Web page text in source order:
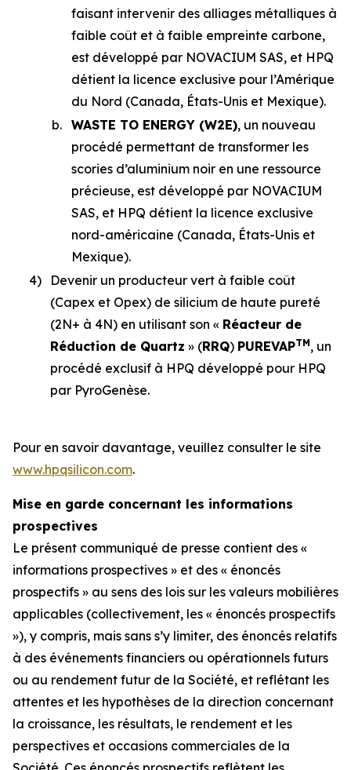
faisant intervenir des alliages métalliques à
faible coût et à faible empreinte carbone,
est développé par NOVACIUM SAS, et HPQ
détient la licence exclusive pour l’Amérique
du Nord (Canada, États-Unis et Mexique).
b. WASTE TO ENERGY (W2E), un nouveau
procédé permettant de transformer les
scories d’aluminium noir en une ressource
précieuse, est développé par NOVACIUM
SAS, et HPQ détient la licence exclusive
nord-américaine (Canada, États-Unis et
Mexique).
4)
Devenir un producteur vert à faible coût
(Capex et Opex) de silicium de haute pureté
(2N+ à 4N) en utilisant son « Réacteur de
Réduction de Quartz » (RRQ) PUREVAPTM, un
procédé exclusif à HPQ développé pour HPQ
par PyroGenèse.
Pour en savoir davantage, veuillez consulter le site
www.hpqsilicon.com.
Mise en garde concernant les informations
prospectives
Le présent communiqué de presse contient des «
informations prospectives » et des « énoncés
prospectifs » au sens des lois sur les valeurs mobilières
applicables (collectivement, les « énoncés prospectifs
»), y compris, mais sans s’y limiter, des énoncés relatifs
à des événements financiers ou opérationnels futurs
ou au rendement futur de la Société, et reflétant les
attentes et les hypothèses de la direction concernant
la croissance, les résultats, le rendement et les
perspectives et occasions commerciales de la